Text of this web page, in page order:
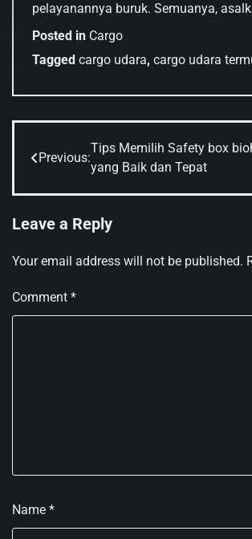
pelayanannya buruk. Semuanya,
Posted in Cargo
Tagged cargo udara, cargo udara
Post
navigation
Previous:
Tips Memilih Safety box
yang Baik dan Tepat
Leave a Reply
Your email address will not be published.
Comment *
Name *